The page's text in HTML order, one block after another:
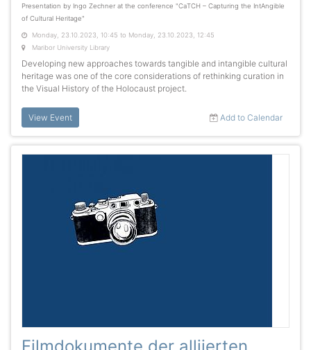
Presentation by Ingo Zechner at the conference "CaTCH – Capturing the IntAngible
of Cultural Heritage"
Monday, 23.10.2023, 10:45 to Monday, 23.10.2023, 12:45
Maribor University Library
Developing new approaches towards tangible and intangible cultural
heritage was one of the core considerations of rethinking curation in
the Visual History of the Holocaust project.
View Event Add to Calendar